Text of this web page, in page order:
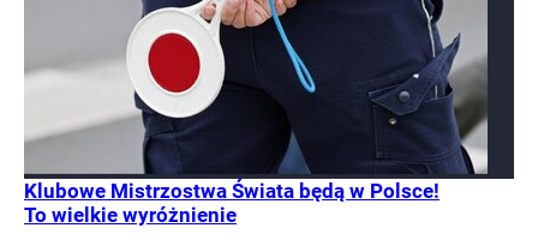
Klubowe Mistrzostwa Świata będą w Polsce!
To wielkie wyróżnienie